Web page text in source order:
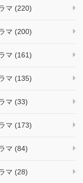
マ (220)
マ (200)
マ (161)
マ (135)
マ (33)
マ (173)
マ (84)
マ (28)